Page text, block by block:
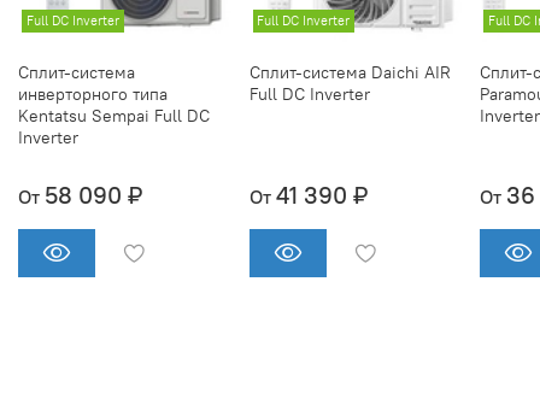
Full DC Inverter
Сплит-система
инверторного типа
Kentatsu Sempai Full DC
Inverter
От 58 090 ₽
Full DC Inverter
Сплит-система Daichi AIR
Full DC Inverter
От 41 390 ₽
Full DC
Сплит-
Inverter
От